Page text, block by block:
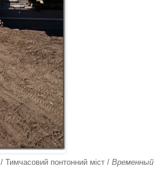
/ Тимчасовий понтонний міст / Временный